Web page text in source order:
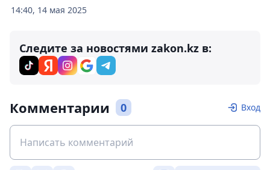
14:40, 14 мая 2025
Следите за новостями zakon.kz в:
Комментарии 0 Вход